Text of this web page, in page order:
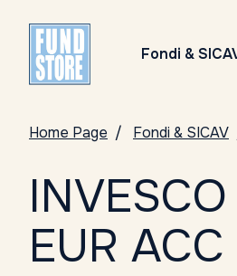
Fondi &
Home Page Fondi & SICAV
EUR ACC